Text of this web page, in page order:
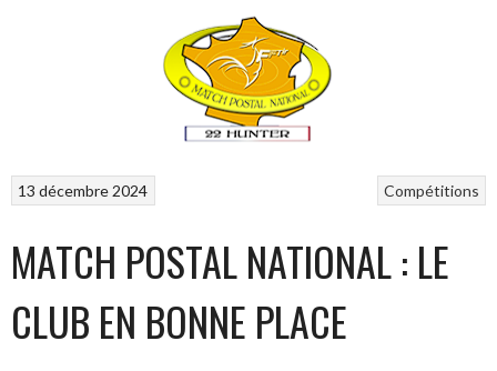
Compétitions
13 décembre 2024
MATCH POSTAL NATIONAL : LE
CLUB EN BONNE PLACE